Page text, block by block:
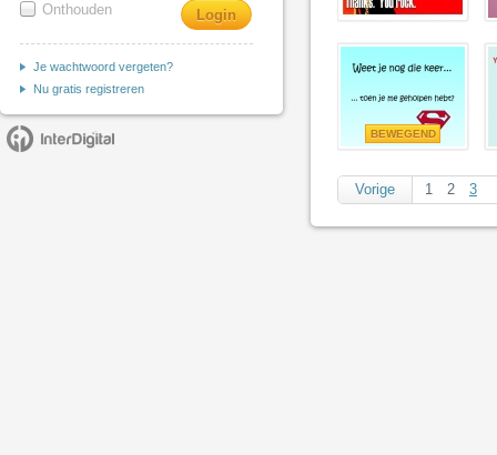
Onthouden
Je wachtwoord vergeten?
Nu gratis registreren
BEWEGEND
Vorige 1 2 3